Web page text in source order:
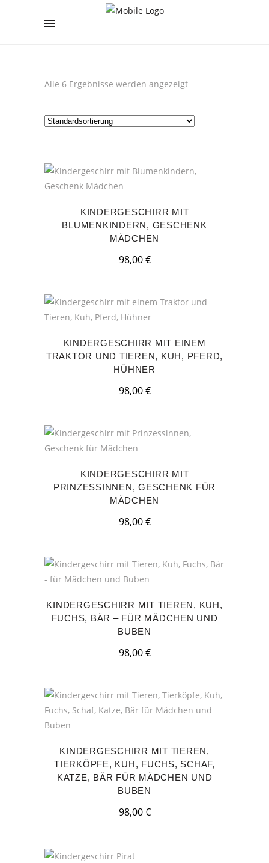
Alle 6 Ergebnisse werden angezeigt
KINDERGESCHIRR MIT
BLUMENKINDERN, GESCHENK
MÄDCHEN
98,00€
KINDERGESCHIRR MIT EINEM
TRAKTOR UND TIEREN, KUH, PFERD,
HÜHNER
98,00€
KINDERGESCHIRR MIT
PRINZESSINNEN, GESCHENK FÜR
MÄDCHEN
98,00€
KINDERGESCHIRR MIT TIEREN, KUH,
FUCHS, BÄR – FÜR MÄDCHEN UND
BUBEN
98,00€
KINDERGESCHIRR MIT TIEREN,
TIERKÖPFE, KUH, FUCHS, SCHAF,
KATZE, BÄR FÜR MÄDCHEN UND
BUBEN
98,00€